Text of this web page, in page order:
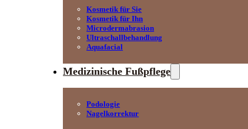
Kosmetik für Sie
Kosmetik für Ihn
Microdermabrasion
Ultraschallbehandlung
Aquafacial
Medizinische Fußpflege
Podologie
Nagelkorrektur